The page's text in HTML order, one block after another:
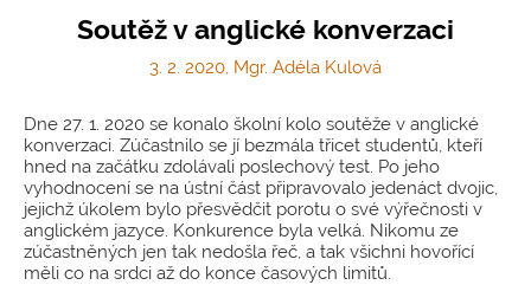
Soutěž v anglické konverzaci
3. 2. 2020, Mgr. Adéla Kulová
Dne 27. 1. 2020 se konalo školní kolo soutěže v anglické
konverzaci. Zúčastnilo se jí bezmála třicet studentů, kteří
hned na začátku zdolávali poslechový test. Po jeho
vyhodnocení se na ústní část připravovalo jedenáct dvojic,
jejichž úkolem bylo přesvědčit porotu o své výřečnosti v
anglickém jazyce. Konkurence byla velká. Nikomu ze
zúčastněných jen tak nedošla řeč, a tak všichni hovořící
měli co na srdci až do konce časových limitů.